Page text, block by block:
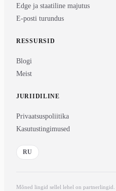
Edge ja staatiline majutus
E-posti turundus
RESSURSID
Blogi
Meist
JURIIDILINE
Privaatsuspoliitika
Kasutustingimused
RU
Mõned lingid sellel lehel on partnerlingid.